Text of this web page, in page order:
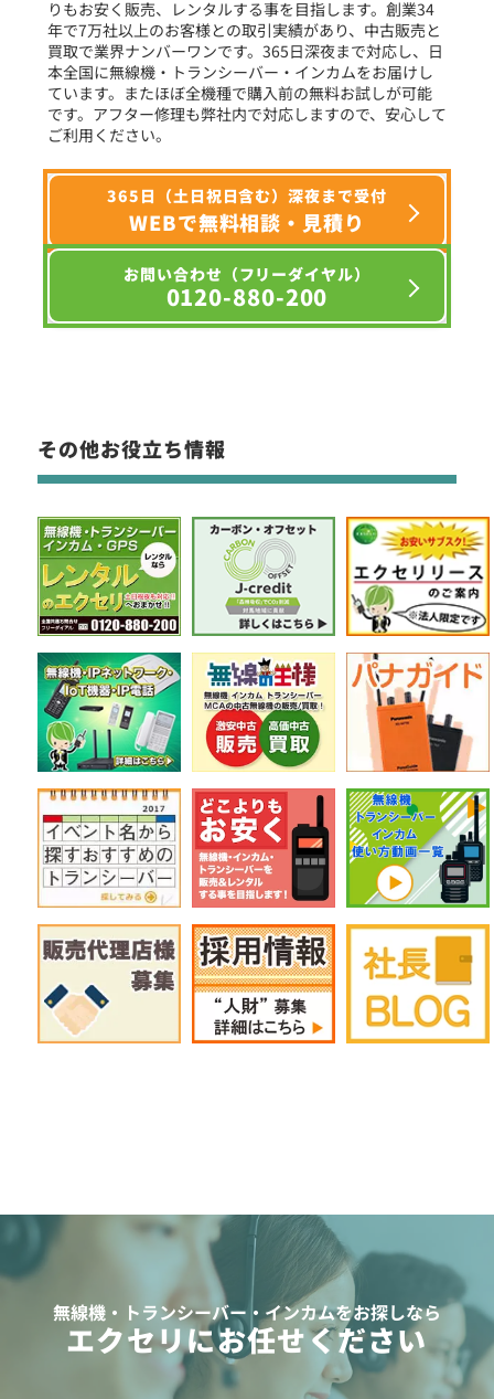
選択条件をリセット
りもお安く販売、レンタルする事を目指します。創業34
年で7万社以上のお客様との取引実績があり、中古販売と
買取で業界ナンバーワンです。365日深夜まで対応し、日
本全国に無線機・トランシーバー・インカムをお届けし
ています。またほぼ全機種で購入前の無料お試しが可能
です。アフター修理も弊社内で対応しますので、安心して
ご利用ください。
365日（土日祝日含む）深夜まで受付
WEBで無料相談・見積り
お問い合わせ（フリーダイヤル）
0120-880-200
その他お役立ち情報
無線機・トランシーバー・インカムをお探しなら
エクセリにお任せください